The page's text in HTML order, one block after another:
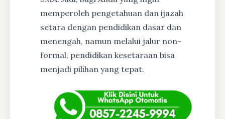
memperoleh pengetahuan dan ijazah
setara dengan pendidikan dasar dan
menengah, namun melalui jalur non-
formal, pendidikan kesetaraan bisa
menjadi pilihan yang tepat.